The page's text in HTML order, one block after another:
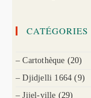
CATÉGORIES
– Cartothèque (20)
– Djidjelli 1664 (9)
– Jijel-ville (29)